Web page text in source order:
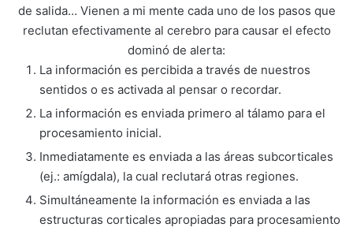
de salida… Vienen a mi mente cada uno de los pasos que
reclutan efectivamente al cerebro para causar el efecto
dominó de alerta:
La información es percibida a través de nuestros
sentidos o es activada al pensar o recordar.
La información es enviada primero al tálamo para el
procesamiento inicial.
Inmediatamente es enviada a las áreas subcorticales
(ej.: amígdala), la cual reclutará otras regiones.
Simultáneamente la información es enviada a las
estructuras corticales apropiadas para procesamiento